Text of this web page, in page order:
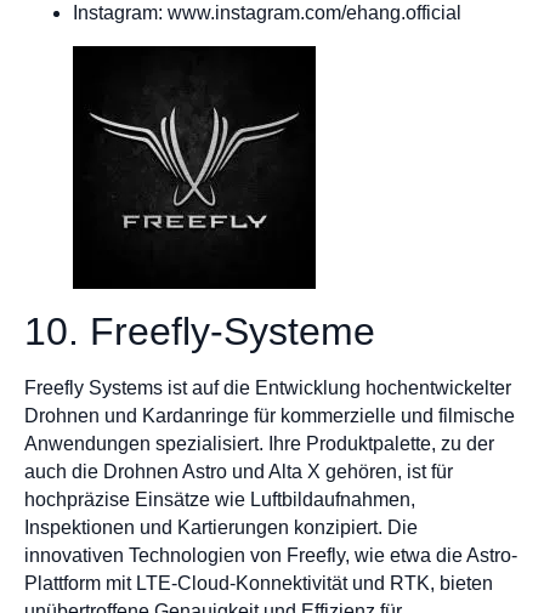
Instagram: www.instagram.com/ehang.official
10. Freefly-Systeme
Freefly Systems ist auf die Entwicklung hochentwickelter
Drohnen und Kardanringe für kommerzielle und filmische
Anwendungen spezialisiert. Ihre Produktpalette, zu der
auch die Drohnen Astro und Alta X gehören, ist für
hochpräzise Einsätze wie Luftbildaufnahmen,
Inspektionen und Kartierungen konzipiert. Die
innovativen Technologien von Freefly, wie etwa die Astro-
Plattform mit LTE-Cloud-Konnektivität und RTK, bieten